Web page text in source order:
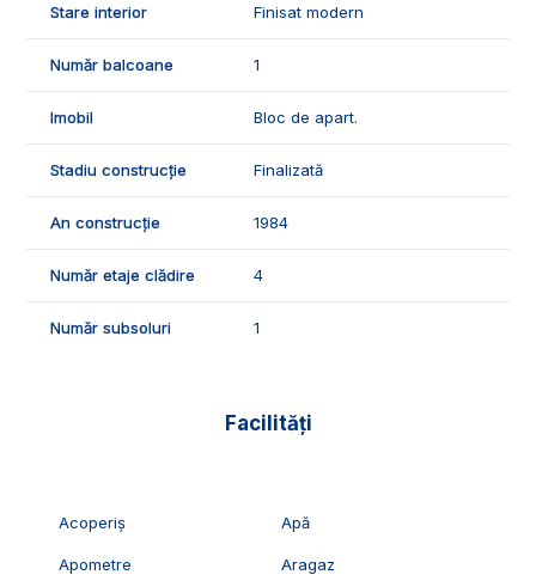
ID Exclusiv - 3013977
Stare interior Finisat modern
Număr balcoane 1
Imobil Bloc de apart.
Stadiu construcție Finalizată
An construcție 1984
Număr etaje clădire 4
Număr subsoluri 1
Facilități
Acoperiș Apă
Apometre Aragaz